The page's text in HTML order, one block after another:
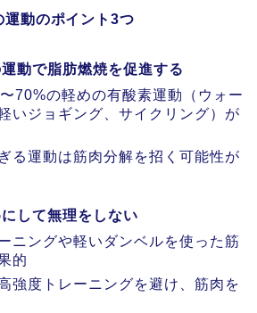
運動のポイント3つ
動で脂肪燃焼を促進する
70%の軽めの有酸素運動（ウォー
いジョギング、サイクリング）が
る運動は筋肉分解を招く可能性が
して無理をしない
ニングや軽いダンベルを使った筋
的
強度トレーニングを避け、筋肉を